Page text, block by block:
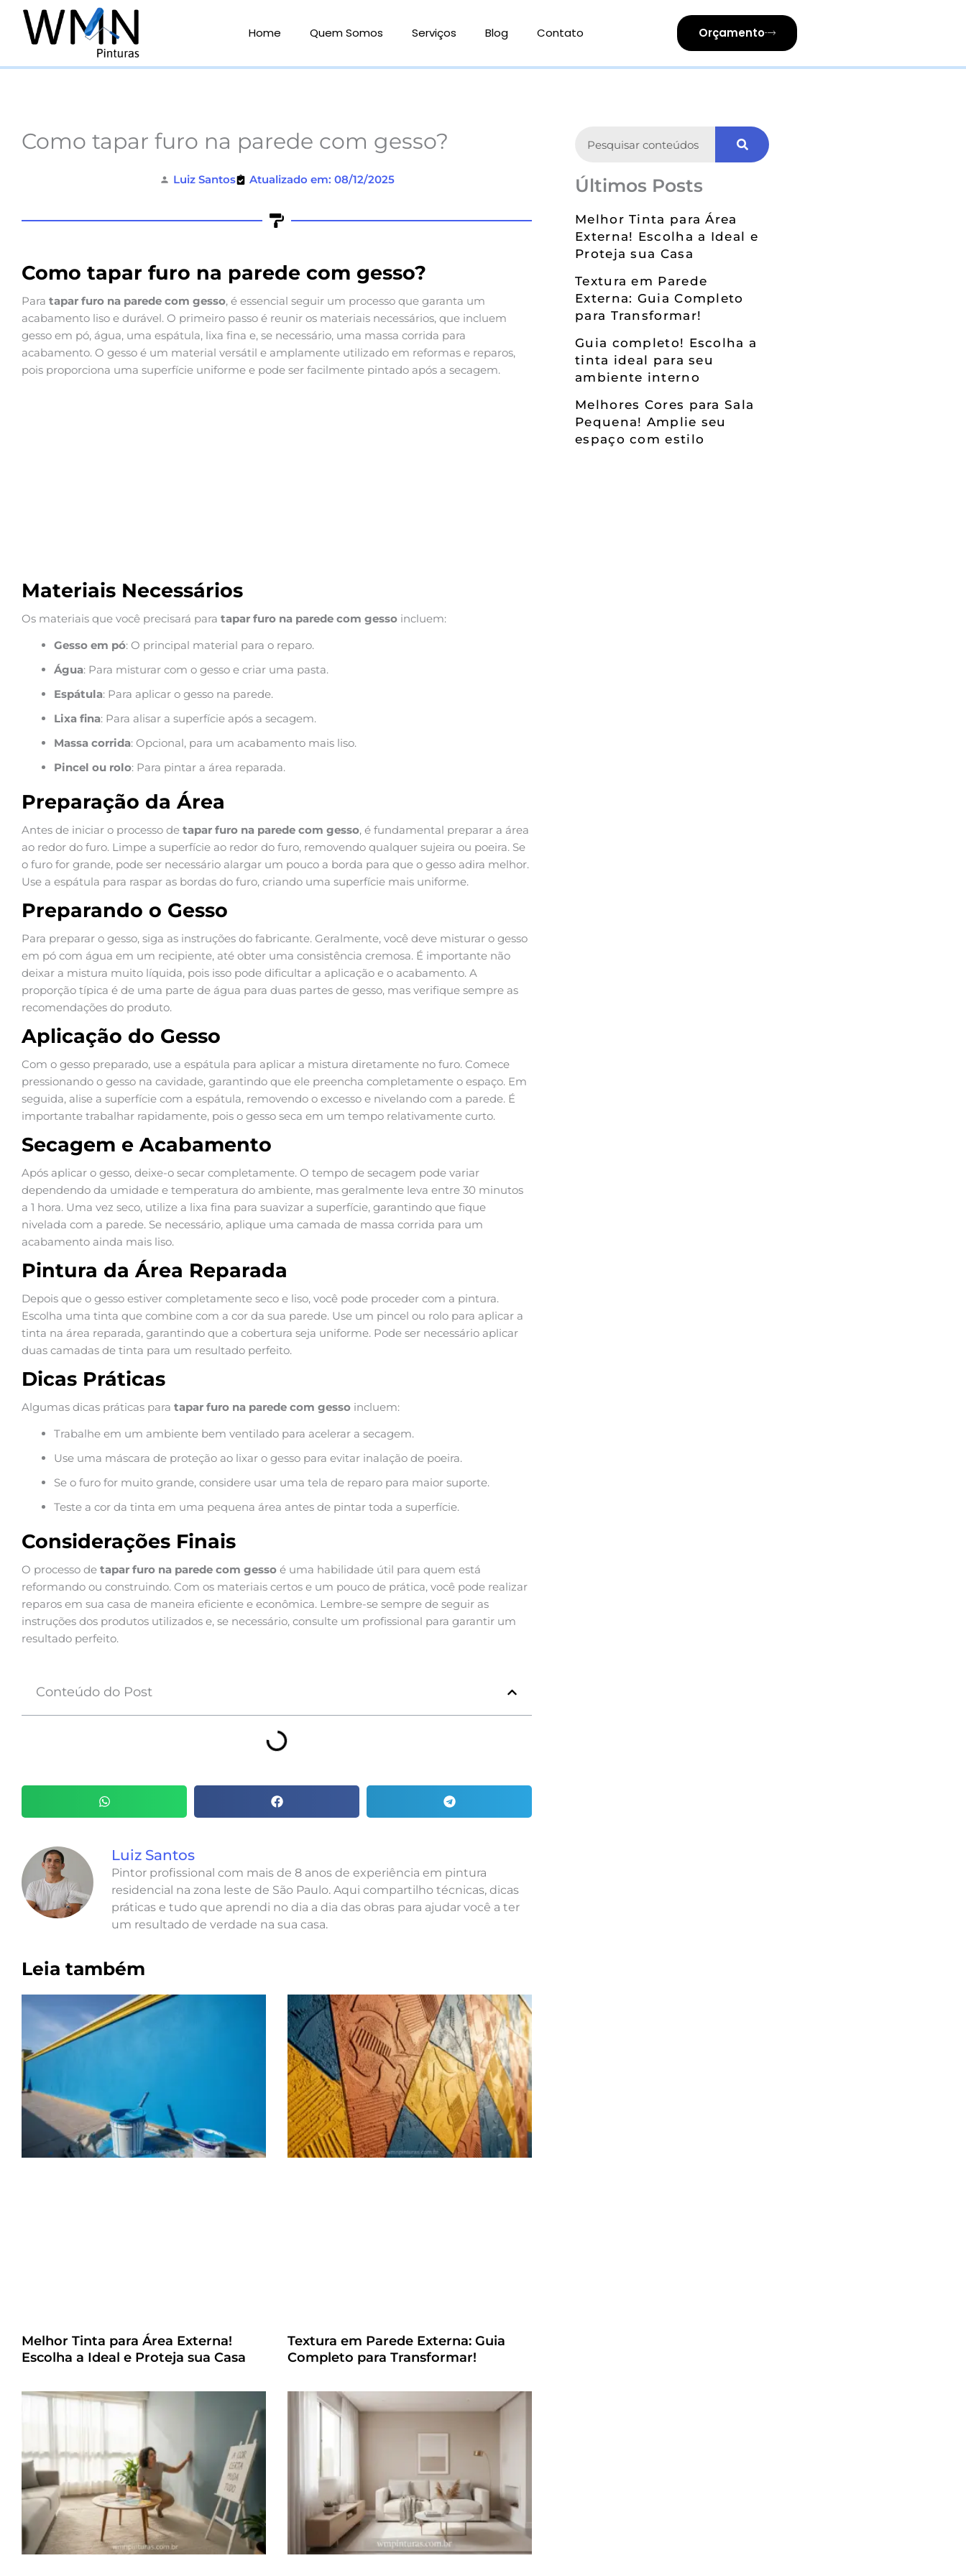
Home Quem Somos Serviços Blog Contato Orçamento
Como tapar furo na parede com gesso?
Luiz Santos Atualizado em: 08/12/2025
Como tapar furo na parede com gesso?
Para tapar furo na parede com gesso, é essencial seguir um processo que garanta um
acabamento liso e durável. O primeiro passo é reunir os materiais necessários, que incluem
gesso em pó, água, uma espátula, lixa fina e, se necessário, uma massa corrida para
acabamento. O gesso é um material versátil e amplamente utilizado em reformas e reparos,
pois proporciona uma superfície uniforme e pode ser facilmente pintado após a secagem.
Materiais Necessários
Os materiais que você precisará para tapar furo na parede com gesso incluem:
Gesso em pó: O principal material para o reparo.
Água: Para misturar com o gesso e criar uma pasta.
Espátula: Para aplicar o gesso na parede.
Lixa fina: Para alisar a superfície após a secagem.
Massa corrida: Opcional, para um acabamento mais liso.
Pincel ou rolo: Para pintar a área reparada.
Preparação da Área
Antes de iniciar o processo de tapar furo na parede com gesso, é fundamental preparar a área
ao redor do furo. Limpe a superfície ao redor do furo, removendo qualquer sujeira ou poeira. Se
o furo for grande, pode ser necessário alargar um pouco a borda para que o gesso adira melhor.
Use a espátula para raspar as bordas do furo, criando uma superfície mais uniforme.
Preparando o Gesso
Para preparar o gesso, siga as instruções do fabricante. Geralmente, você deve misturar o gesso
em pó com água em um recipiente, até obter uma consistência cremosa. É importante não
deixar a mistura muito líquida, pois isso pode dificultar a aplicação e o acabamento. A
proporção típica é de uma parte de água para duas partes de gesso, mas verifique sempre as
recomendações do produto.
Aplicação do Gesso
Com o gesso preparado, use a espátula para aplicar a mistura diretamente no furo. Comece
pressionando o gesso na cavidade, garantindo que ele preencha completamente o espaço. Em
seguida, alise a superfície com a espátula, removendo o excesso e nivelando com a parede. É
importante trabalhar rapidamente, pois o gesso seca em um tempo relativamente curto.
Secagem e Acabamento
Após aplicar o gesso, deixe-o secar completamente. O tempo de secagem pode variar
dependendo da umidade e temperatura do ambiente, mas geralmente leva entre 30 minutos
a 1 hora. Uma vez seco, utilize a lixa fina para suavizar a superfície, garantindo que fique
nivelada com a parede. Se necessário, aplique uma camada de massa corrida para um
acabamento ainda mais liso.
Pintura da Área Reparada
Depois que o gesso estiver completamente seco e liso, você pode proceder com a pintura.
Escolha uma tinta que combine com a cor da sua parede. Use um pincel ou rolo para aplicar a
tinta na área reparada, garantindo que a cobertura seja uniforme. Pode ser necessário aplicar
duas camadas de tinta para um resultado perfeito.
Dicas Práticas
Algumas dicas práticas para tapar furo na parede com gesso incluem:
Trabalhe em um ambiente bem ventilado para acelerar a secagem.
Use uma máscara de proteção ao lixar o gesso para evitar inalação de poeira.
Se o furo for muito grande, considere usar uma tela de reparo para maior suporte.
Teste a cor da tinta em uma pequena área antes de pintar toda a superfície.
Considerações Finais
O processo de tapar furo na parede com gesso é uma habilidade útil para quem está
reformando ou construindo. Com os materiais certos e um pouco de prática, você pode realizar
reparos em sua casa de maneira eficiente e econômica. Lembre-se sempre de seguir as
instruções dos produtos utilizados e, se necessário, consulte um profissional para garantir um
resultado perfeito.
Conteúdo do Post
Luiz Santos
Pintor profissional com mais de 8 anos de experiência em pintura
residencial na zona leste de São Paulo. Aqui compartilho técnicas, dicas
práticas e tudo que aprendi no dia a dia das obras para ajudar você a ter
um resultado de verdade na sua casa.
Leia também
Melhor Tinta para Área Externa!
Escolha a Ideal e Proteja sua Casa
Textura em Parede Externa: Guia
Completo para Transformar!
Últimos Posts
Melhor Tinta para Área
Externa! Escolha a Ideal e
Proteja sua Casa
Textura em Parede
Externa: Guia Completo
para Transformar!
Guia completo! Escolha a
tinta ideal para seu
ambiente interno
Melhores Cores para Sala
Pequena! Amplie seu
espaço com estilo